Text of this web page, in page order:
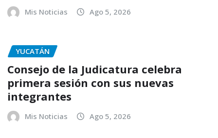
Mis Noticias Ago 5, 2026
YUCATÁN
Consejo de la Judicatura celebra
primera sesión con sus nuevas
integrantes
Mis Noticias Ago 5, 2026